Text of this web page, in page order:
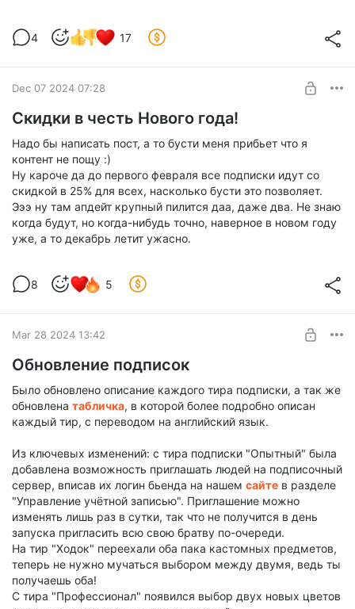
4 17
Dec 07 2024 07:28
Скидки в честь Нового года!
Надо бы написать пост, а то бусти меня прибьет что я
контент не пощу :)
Ну кароче да до первого февраля все подписки идут со
скидкой в 25% для всех, насколько бусти это позволяет.
Эээ ну там апдейт крупный пилится даа, даже два. Не знаю
когда будут, но когда-нибудь точно, наверное в новом году
уже, а то декабрь летит ужасно.
8 5
Mar 28 2024 13:42
Обновление подписок
Было обновлено описание каждого тира подписки, а так же
обновлена табличка, в которой более подробно описан
каждый тир, с переводом на английский язык.
Из ключевых изменений: с тира подписки "Опытный" была
добавлена возможность приглашать людей на подписочный
сервер, вписав их логин бьенда на нашем сайте в разделе
"Управление учётной записью". Приглашение можно
изменять лишь раз в сутки, так что не получится в день
запуска пригласить всю свою братву по-очереди.
На тир "Ходок" переехали оба пака кастомных предметов,
теперь не нужно мучаться выбором между двумя, ведь ты
получаешь оба!
С тира "Профессионал" появился выбор двух новых цветов